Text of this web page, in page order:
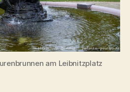
am Leibnitzplatz